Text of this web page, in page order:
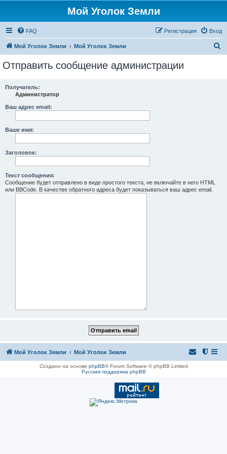
Мой Уголок Земли
FAQ Вход
Регистрация
Мой Уголок Земли Мой Уголок Земли
Отправить сообщение администрации
Получатель:
Администратор
Ваш адрес email:
Ваше имя:
Заголовок:
Текст сообщения:
Сообщение будет отправлено в виде простого текста, не включайте в него HTML
или BBCode. В качестве обратного адреса будет показываться ваш адрес email.
Мой Уголок Земли Мой Уголок Земли
Создано на основе phpBB® Forum Software © phpBB Limited
Русская поддержка phpBB